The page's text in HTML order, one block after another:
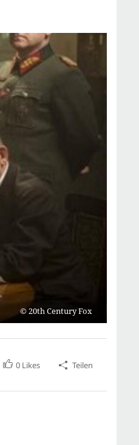
20th Century Fox
0 Likes Teilen